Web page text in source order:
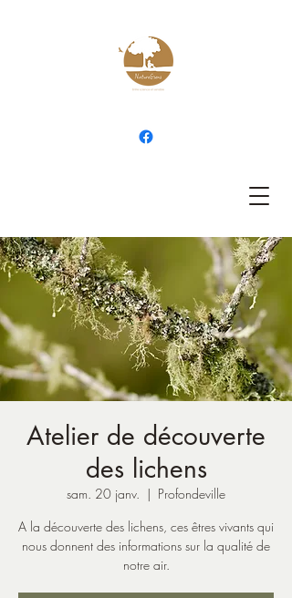
Atelier de découverte
des lichens
sam. 20 janv.
  |
Profondeville
A la découverte des lichens, ces êtres vivants qui
nous donnent des informations sur la qualité de
notre air.